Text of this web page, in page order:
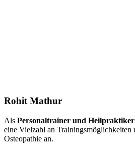
Rohit Mathur
Als Personaltrainer und
eine Vielzahl an Trainingsmöglichkeiten
Osteopathie an.